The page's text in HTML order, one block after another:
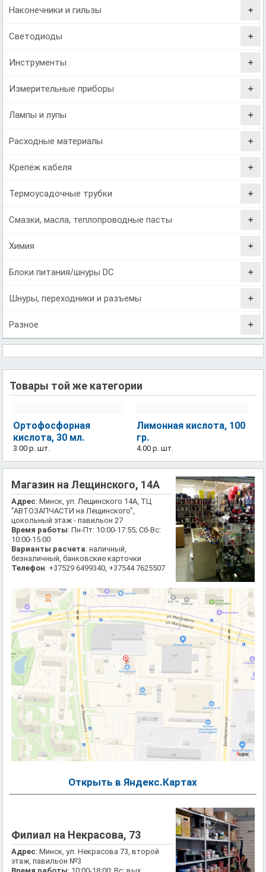
Наконечники и гильзы
Светодиоды
Инструменты
Измерительные приборы
Лампы и лупы
Расходные материалы
Крепёж кабеля
Термоусадочные трубки
Смазки, масла, теплопроводные пасты
Химия
Блоки питания/шнуры DC
Шнуры, переходники и разъемы
Разное
Товары той же категории
Ортофосфорная
кислота, 30 мл.
3.00 р. шт.
Лимонная кислота, 100
гр.
4.00 р. шт.
Магазин на Лещинского, 14А
Адрес: Минск, ул. Лещинского 14А, ТЦ
"АВТОЗАПЧАСТИ на Лещинского",
цокольный этаж - павильон 27
Время работы: Пн-Пт: 10:00-17:55; Сб-Вс:
10:00-15:00
Варианты расчета: наличный,
безналичный, банковские карточки
Телефон: +37529 6499340, +37544 7625507
Открыть в Яндекс.Картах
Филиал на Некрасова, 73
Адрес: Минск, ул. Некрасова 73, второй
этаж, павильон №3